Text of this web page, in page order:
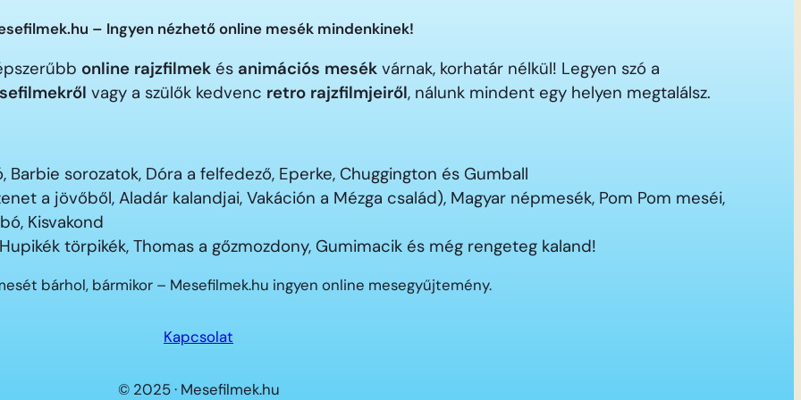
– Ingyen nézhető online mesék mindenkinek!
online rajzfilmek és animációs mesék várnak, korhatár nélkül! Legyen szó a
vagy a szülők kedvenc retro rajzfilmjeiről, nálunk mindent egy helyen megtalálsz.
sorozatok, Dóra a felfedező, Eperke, Chuggington és Gumball
a jövőből, Aladár kalandjai, Vakáción a Mézga család), Magyar népmesék, Pom Pom meséi,
Kisvakond
törpikék, Thomas a gőzmozdony, Gumimacik és még rengeteg kaland!
bárhol, bármikor – Mesefilmek.hu ingyen online mesegyűjtemény.
Kapcsolat
© 2025 · Mesefilmek.hu